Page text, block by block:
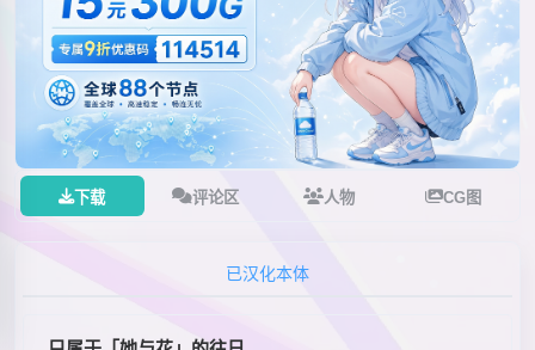
下载 评论区 人物 CG图
已汉化本体